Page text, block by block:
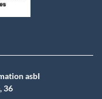
asbI
36